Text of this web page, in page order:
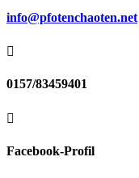
info@pfotenchaoten.net

0157/83459401

Facebook-Profil